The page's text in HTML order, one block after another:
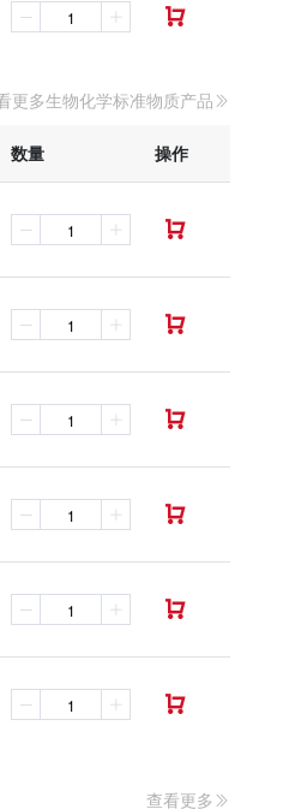

更多生物化学标准物质产品
数量 操作






查看更多